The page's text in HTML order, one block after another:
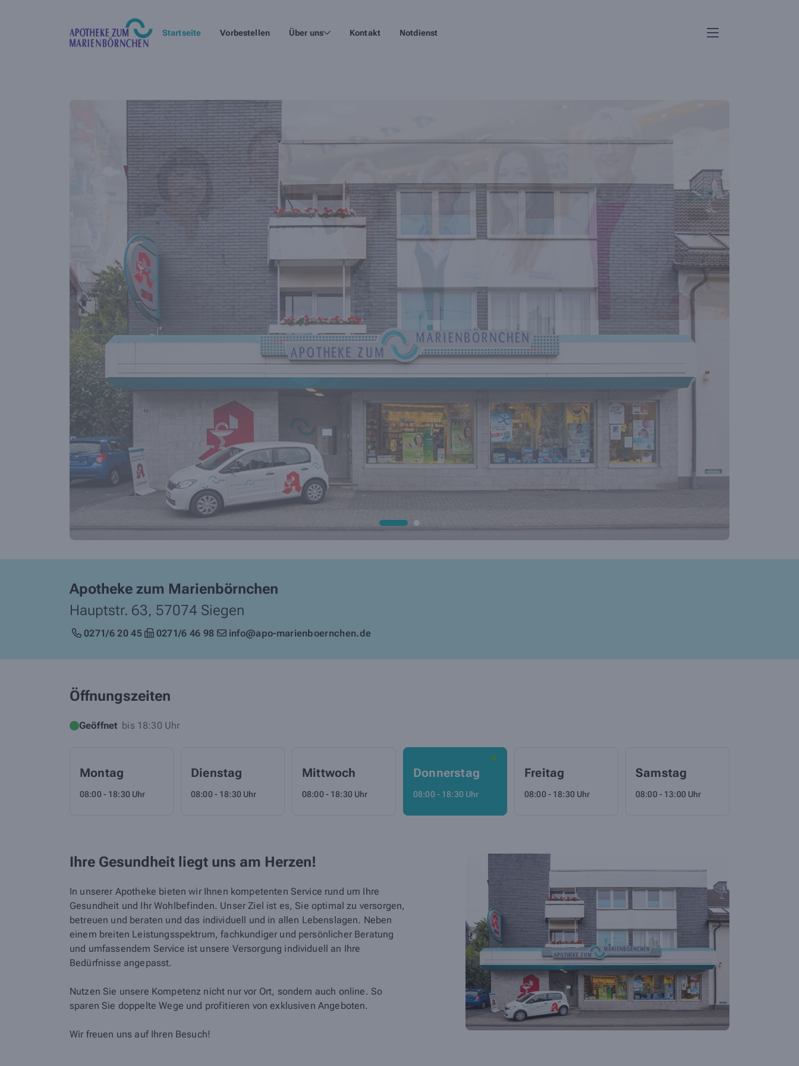
Startseite Vorbestellen Über uns Kontakt Notdienst
Apotheke zum Marienbörnchen
Hauptstr. 63, 57074 Siegen
0271/6 20 45 0271/6 46 98 info@apo-marienboernchen.de
Öffnungszeiten
Geöffnet bis 18:30 Uhr
Montag
08:00 - 18:30 Uhr
Dienstag
08:00 - 18:30 Uhr
Mittwoch
08:00 - 18:30 Uhr
Donnerstag
08:00 - 18:30 Uhr
Freitag
08:00 - 18:30 Uhr
Samstag
08:00 - 13:00 Uhr
Ihre Gesundheit liegt uns am Herzen!
In unserer Apotheke bieten wir Ihnen kompetenten Service rund um Ihre
Gesundheit und Ihr Wohlbefinden. Unser Ziel ist es, Sie optimal zu versorgen,
betreuen und beraten und das individuell und in allen Lebenslagen. Neben
einem breiten Leistungsspektrum, fachkundiger und persönlicher Beratung
und umfassendem Service ist unsere Versorgung individuell an Ihre
Bedürfnisse angepasst.
Nutzen Sie unsere Kompetenz nicht nur vor Ort, sondern auch online. So
sparen Sie doppelte Wege und profitieren von exklusiven Angeboten.
Wir freuen uns auf Ihren Besuch!